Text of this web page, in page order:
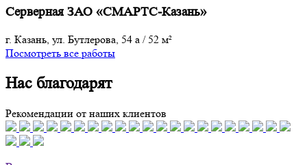
Серверная ЗАО «СМАРТС-Казань»
г. Казань, ул. Бутлерова, 54 а /52 м²
Посмотреть все работы
Нас благодарят
Рекомендации от наших клиентов